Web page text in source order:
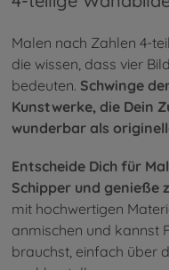
Malen nach Zahlen 4-
die wissen, dass vier
bedeuten. Schwinge
Kunstwerke, die Dein
wunderbar als
Entscheide Dich für
Schipper und genieße
mit hochwertigen
anmischen und kannst
brauchst, einfach über